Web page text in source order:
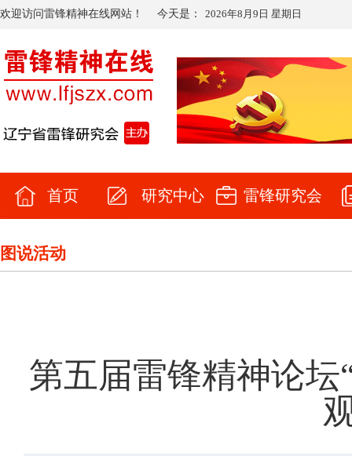
欢迎访问雷锋精神在线网站！ 今天是： 2026年8月9日 星期日
首页 研究中心 雷锋研究会
图说活动
第五届雷锋精神论